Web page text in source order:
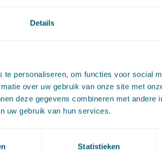
Details
personaliseren, om functies voor social
over uw gebruik van onze site met
deze gegevens combineren met andere
uw gebruik van hun services.
Statistieken
college kennelijk geen beletsel de
meldingen te accepteren en hebben er
aanvullende geurvoorschriften aan
mocht het bedrijf er daarom op
de vergunningen en
met het vergunningvoorschrift. Bij het